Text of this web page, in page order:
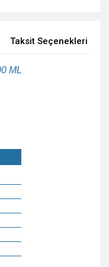
Taksit Seçenekleri
ML